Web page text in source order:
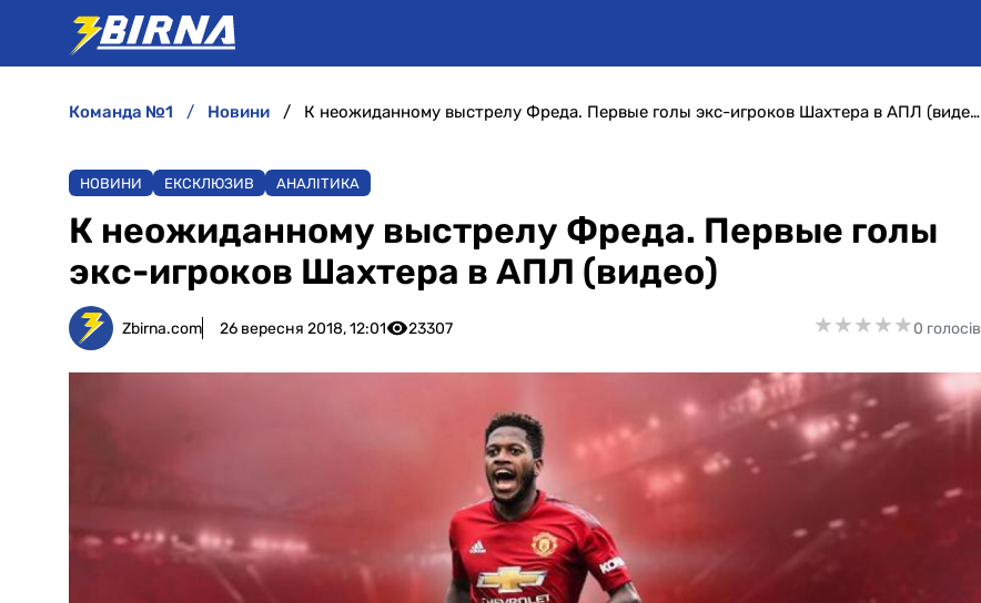
команда №1 новини К неожиданному выстрелу Фреда. Первые голы экс-игроков Шахтера в АПЛ (видео)
НОВИНИ ЕКСКЛЮЗИВ АНАЛІТИКА
К неожиданному выстрелу Фреда. Первые голы
экс-игроков Шахтера в АПЛ (видео)
Zbirna.com 26 вересня 2018, 12:01 23307 ★★★★★
★★★★★0 голосів